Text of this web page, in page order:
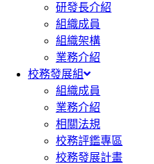
研發長介紹
組織成員
組織架構
業務介紹
校務發展組
組織成員
業務介紹
相關法規
校務評鑑專區
校務發展計畫